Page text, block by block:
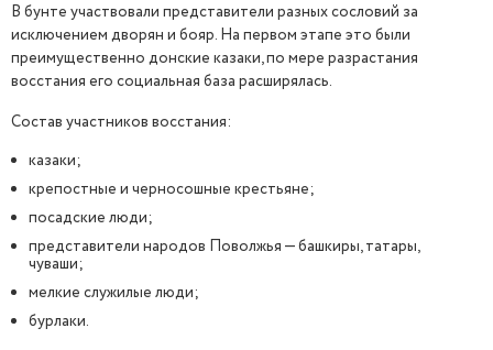
В бунте участвовали представители разных сословий за
исключением дворян и бояр. На первом этапе это были
преимущественно донские казаки, по мере разрастания
восстания его социальная база расширялась.
Состав участников восстания:
казаки;
крепостные и черносошные крестьяне;
посадские люди;
представители народов Поволжья — башкиры, татары,
чуваши;
мелкие служилые люди;
бурлаки.